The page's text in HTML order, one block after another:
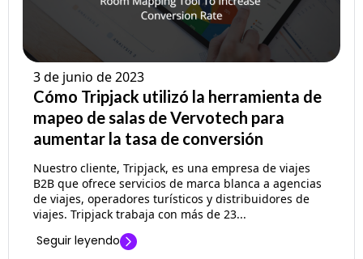
3 de junio de 2023
Cómo Tripjack utilizó la herramienta de
mapeo de salas de Vervotech para
aumentar la tasa de conversión
Nuestro cliente, Tripjack, es una empresa de viajes
B2B que ofrece servicios de marca blanca a agencias
de viajes, operadores turísticos y distribuidores de
viajes. Tripjack trabaja con más de 23...
Seguir leyendo